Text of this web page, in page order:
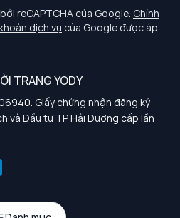
sức khoẻ nghề nghiệp
reCAPTCHA của Google. Chính
dịch vụ của Google được áp
TRANG YODY
Giấy chứng nhận đăng ký
và Đầu tư TP Hải Dương cấp lần